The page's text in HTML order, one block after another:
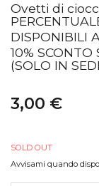
Ovetti di
DISPONIBILI
10% SCONTO
(SOLO IN
3,00 €
SOLD OUT
Avvisami quando